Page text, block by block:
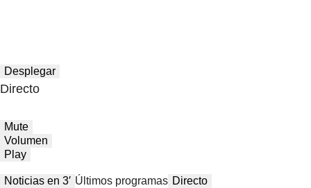
Desplegar
Directo
Mute
Volumen
Play
Noticias en 3′ Últimos programas Directo